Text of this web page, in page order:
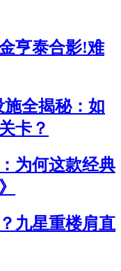
亨泰合影!难
施全揭秘：如
卡？
为何这款经典
九星重楼肩直